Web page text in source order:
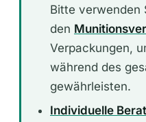
Bitte verwenden
den
Verpackungen,
während des
gewährleisten.
Individuelle